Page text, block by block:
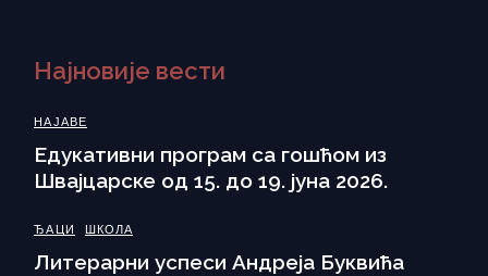
Најновије вести
НАЈАВЕ
Eдукативни програм са гошћом из
Швајцарске од 15. до 19. јуна 2026.
ЂАЦИ ШКОЛА
Литерарни успеси Андреја Буквића